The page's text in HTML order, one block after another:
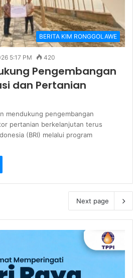
BERITA KIM RONGGOLAWE
5:17 PM 420
Pengembangan
dan Pertanian
mendukung pengembangan
pertanian berkelanjutan terus
(BRI) melalui program
Next page